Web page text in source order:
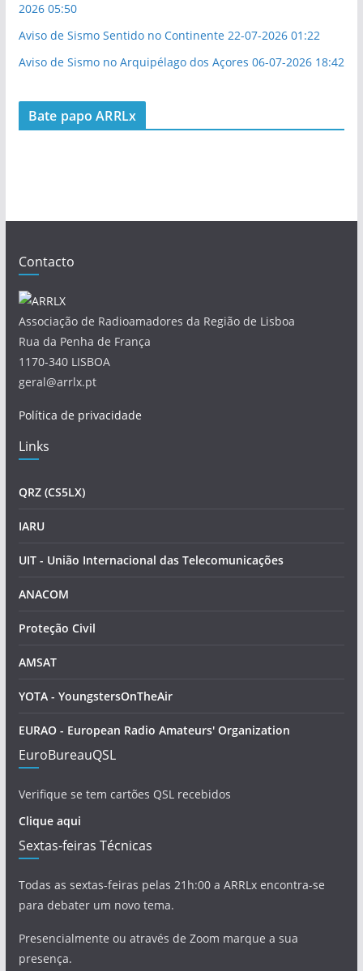
2026 05:50
Aviso de Sismo Sentido no Continente 22-07-2026 01:22
Aviso de Sismo no Arquipélago dos Açores 06-07-2026 18:42
Bate papo ARRLx
Contacto
Associação de Radioamadores da Região de Lisboa
Rua da Penha de França
1170-340 LISBOA
geral@arrlx.pt
Política de privacidade
Links
QRZ (CS5LX)
IARU
UIT - União Internacional das Telecomunicações
ANACOM
Proteção Civil
AMSAT
YOTA - YoungstersOnTheAir
EURAO - European Radio Amateurs' Organization
EuroBureauQSL
Verifique se tem cartões QSL recebidos
Clique aqui
Sextas-feiras Técnicas
Todas as sextas-feiras pelas 21h:00 a ARRLx encontra-se
para debater um novo tema.
Presencialmente ou através de Zoom marque a sua
presença.